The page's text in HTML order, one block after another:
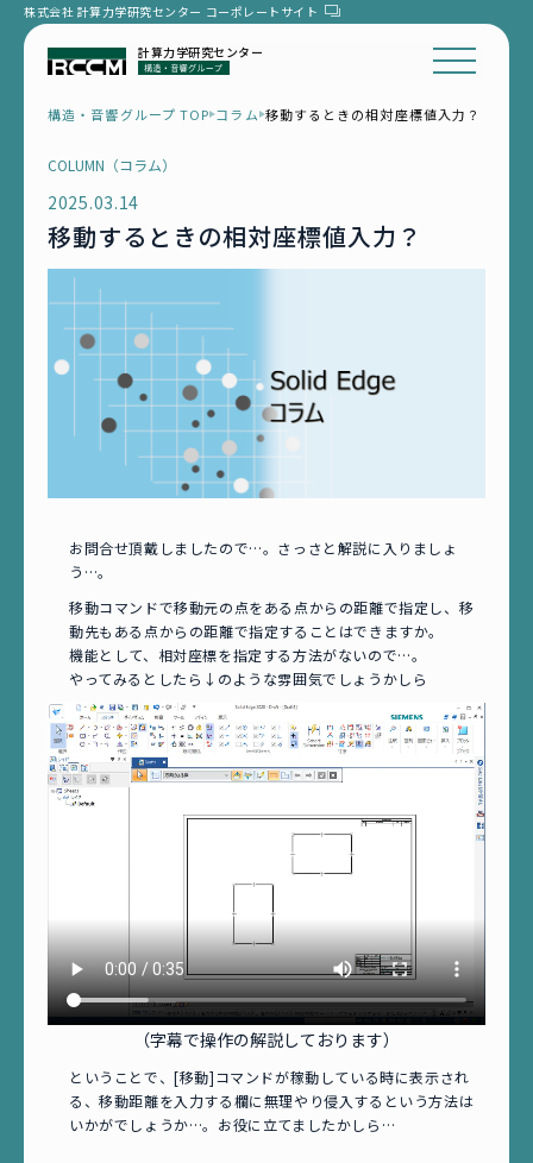
株式会社 計算力学研究センター コーポレートサイト
計算力学研究センター
構造・音響グループ TOP コラム 移動するときの相対座標値入力？
COLUMN（コラム）
2025.03.14
移動するときの相対座標値入力？
お問合せ頂戴しましたので…。さっさと解説に入りましょ
う…。
移動コマンドで移動元の点をある点からの距離で指定し、移
動先もある点からの距離で指定することはできますか。
機能として、相対座標を指定する方法がないので…。
やってみるとしたら↓のような雰囲気でしょうかしら
（字幕で操作の解説しております）
ということで、[移動]コマンドが稼動している時に表示され
る、移動距離を入力する欄に無理やり侵入するという方法は
いかがでしょうか…。お役に立てましたかしら…